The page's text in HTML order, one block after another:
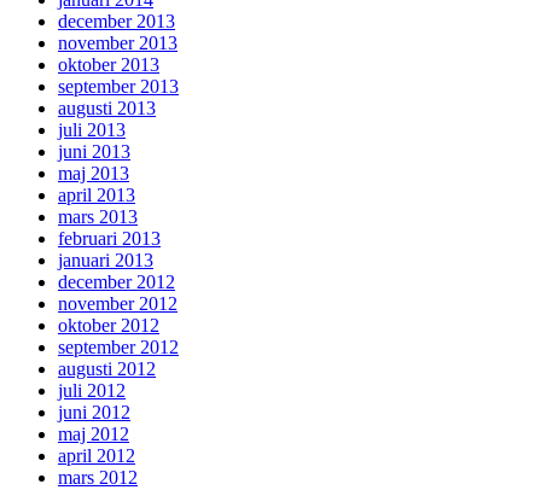
december 2013
november 2013
oktober 2013
september 2013
augusti 2013
juli 2013
juni 2013
maj 2013
april 2013
mars 2013
februari 2013
januari 2013
december 2012
november 2012
oktober 2012
september 2012
augusti 2012
juli 2012
juni 2012
maj 2012
april 2012
mars 2012